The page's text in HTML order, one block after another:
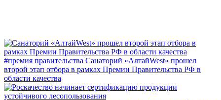
#премия правительства Санаторий «АлтайWest» прошел
второй этап отбора в рамках Премии Правительства РФ в
области качества